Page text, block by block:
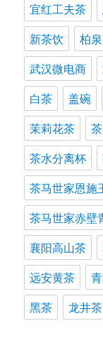
宜红工夫茶
新茶饮
柏
武汉微电商
白茶
盖碗
茉莉花茶
茶水分离杯
茶马世家恩施
茶马世家赤壁
襄阳高山茶
远安黄茶
黑茶
龙井茶